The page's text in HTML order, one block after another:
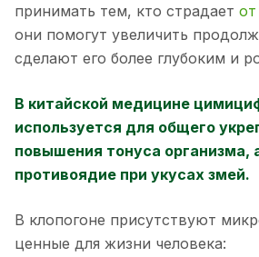
принимать тем, кто страдает
они помогут увеличить
сделают его более глубоким и
В китайской медицине
используется для общего
повышения тонуса организма,
противоядие при укусах змей.
В клопогоне присутствуют
ценные для жизни человека: